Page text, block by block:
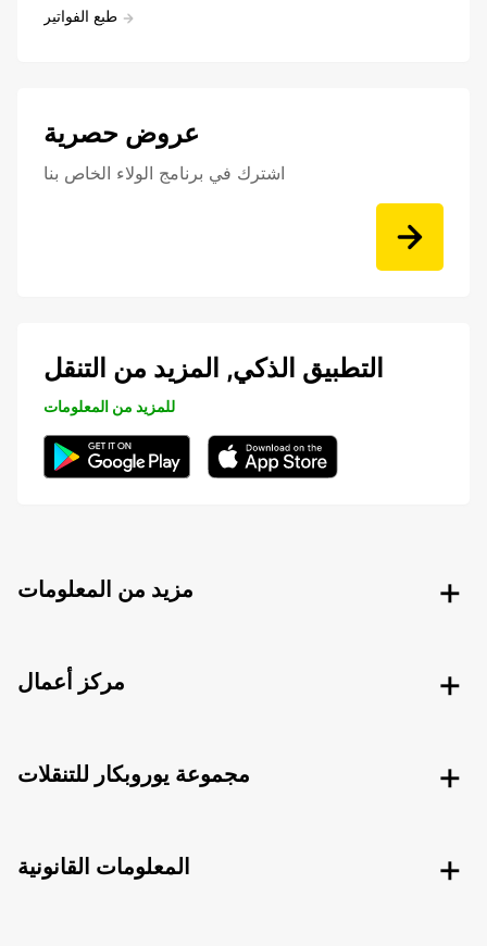
طبع الفواتير
عروض حصرية
اشترك في برنامج الولاء الخاص بنا
التطبيق الذكي, المزيد من التنقل
للمزيد من المعلومات
مزيد من المعلومات
مركز أعمال
مجموعة يوروبكار للتنقلات
المعلومات القانونية